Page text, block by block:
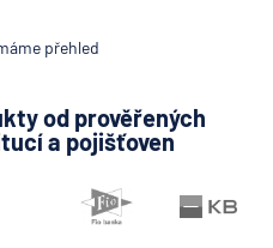
přehled
od prověřených
a pojišťoven